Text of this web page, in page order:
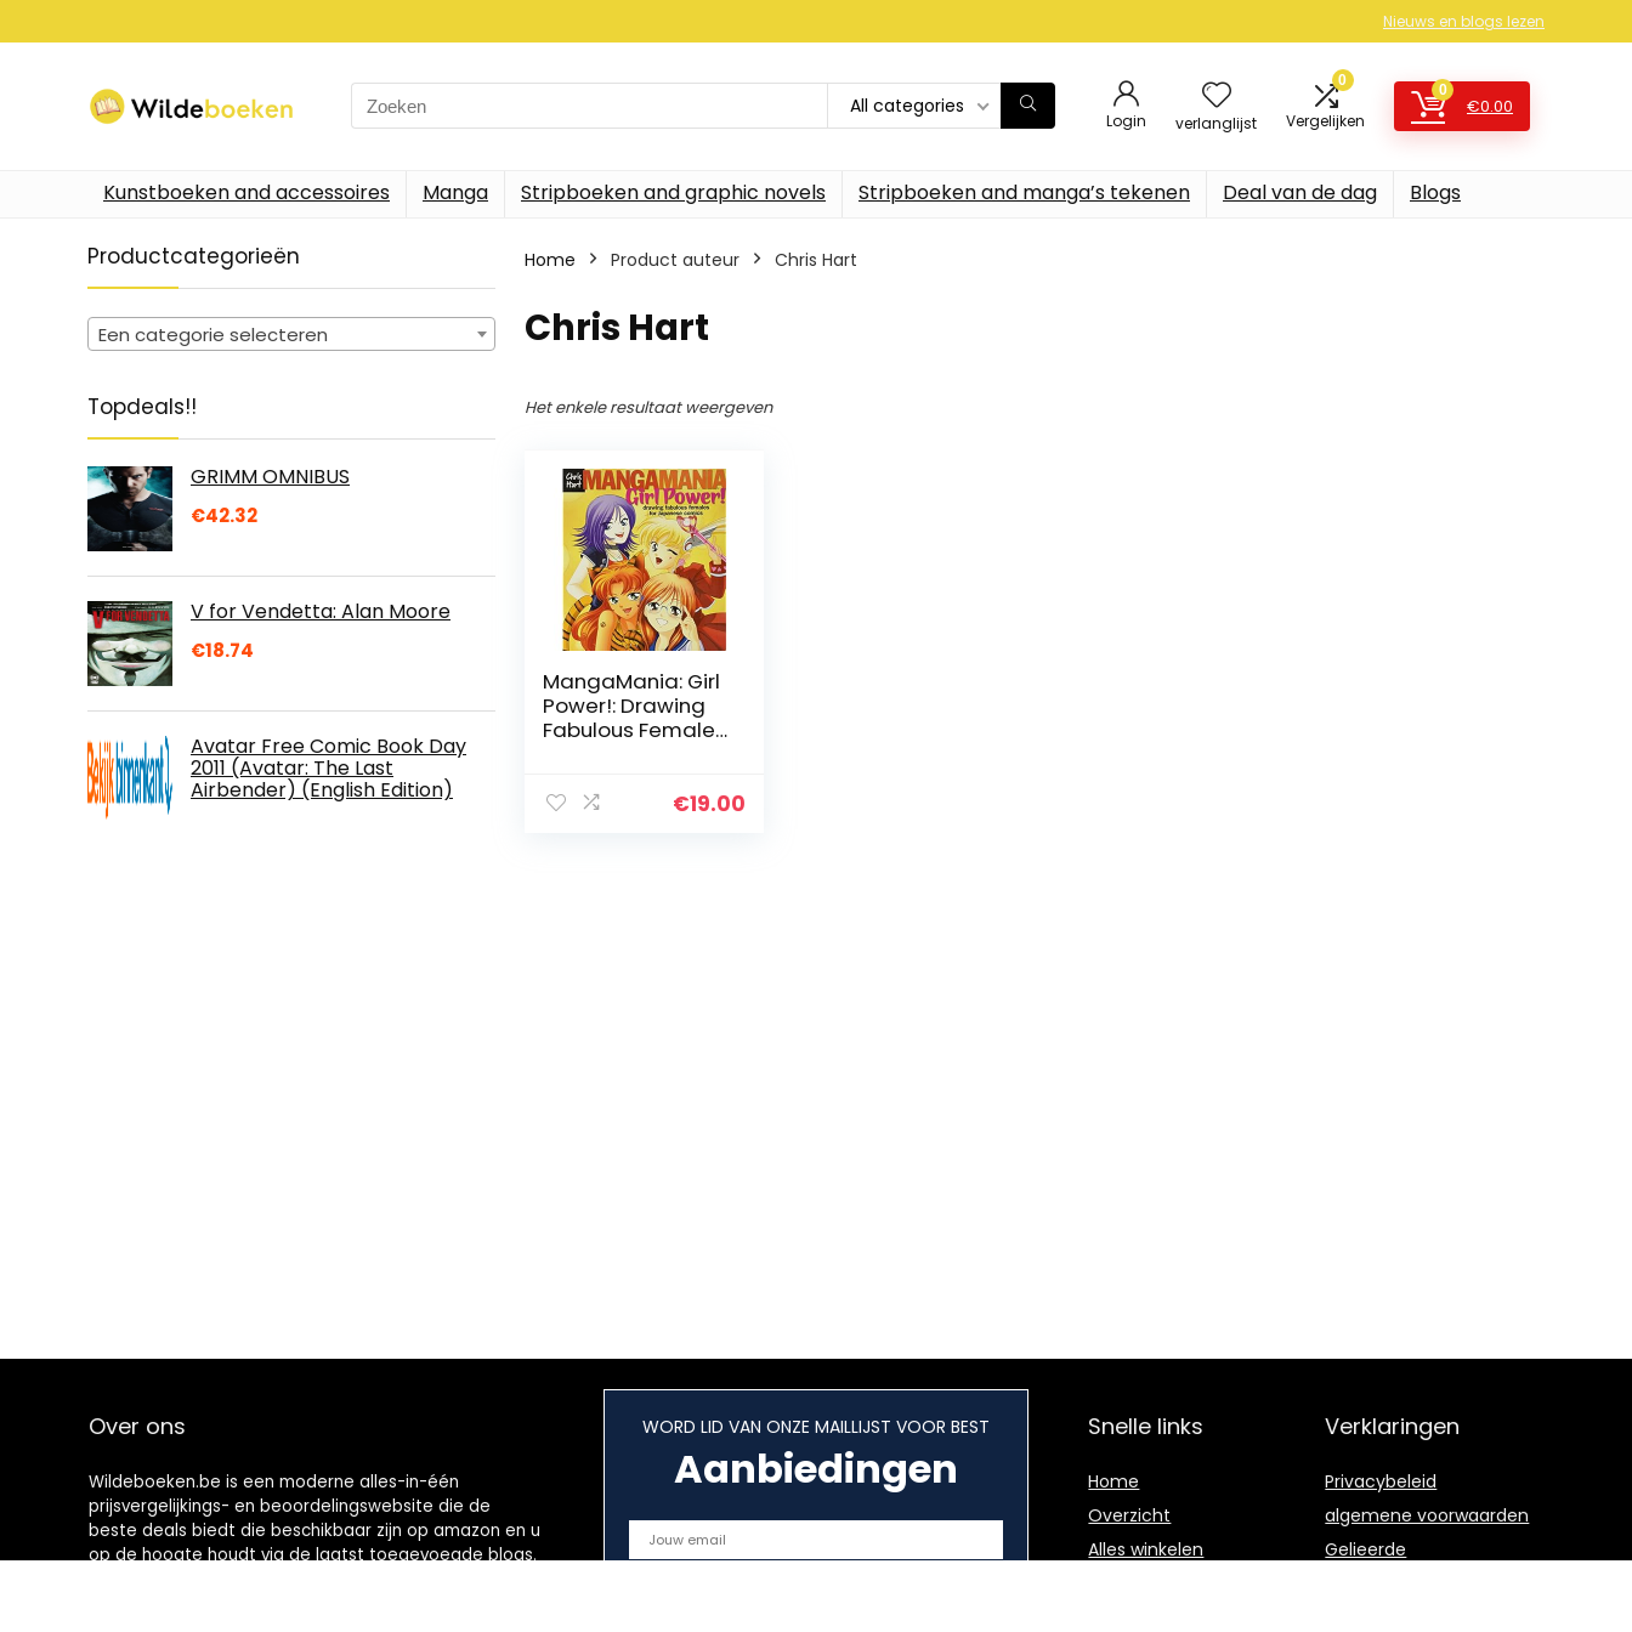
Nieuws en blogs lezen
Search
for:
All categories
Login verlanglijst
0
Vergelijken
0
€0.00
Kunstboeken and accessoires Manga Stripboeken and graphic novels Stripboeken and manga’s tekenen Deal van de dag Blogs
Productcategorieën
Een categorie selecteren
Topdeals!!
GRIMM OMNIBUS
€42.32
V for Vendetta: Alan Moore
€18.74
Avatar Free Comic Book Day
2011 (Avatar: The Last
Airbender) (English Edition)
Home Product auteur Chris Hart
Chris Hart
Het enkele resultaat weergeven
MangaMania: Girl
Power!: Drawing
Fabulous Females
€19.00
Over ons
Wildeboeken.be is een moderne alles-in-één
prijsvergelijkings- en beoordelingswebsite die de
beste deals biedt die beschikbaar zijn op amazon en u
op de hoogte houdt via de laatst toegevoegde blogs.
WORD LID VAN ONZE MAILLIJST VOOR BEST
Aanbiedingen
Snelle links
Home
Overzicht
Alles winkelen
Verklaringen
Privacybeleid
algemene voorwaarden
Gelieerde